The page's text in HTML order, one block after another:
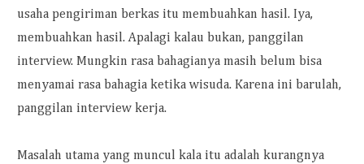
usaha pengiriman berkas itu membuahkan hasil. Iya,
membuahkan hasil. Apalagi kalau bukan, panggilan
interview. Mungkin rasa bahagianya masih belum bisa
menyamai rasa bahagia ketika wisuda. Karena ini barulah,
panggilan interview kerja.
Masalah utama yang muncul kala itu adalah kurangnya